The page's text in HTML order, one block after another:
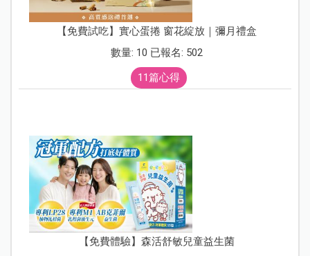
【免費試吃】實心蛋捲 窗花綻放｜彌月禮盒
數量: 10 已報名: 502
11篇心得
【免費體驗】森活舒敏兒童益生菌